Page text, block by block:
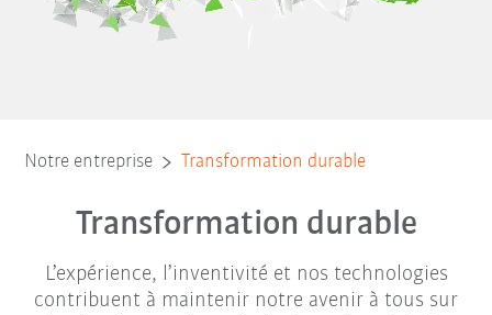
Notre entreprise Transformation durable
Transformation durable
L’expérience, l’inventivité et nos technologies
contribuent à maintenir notre avenir à tous sur